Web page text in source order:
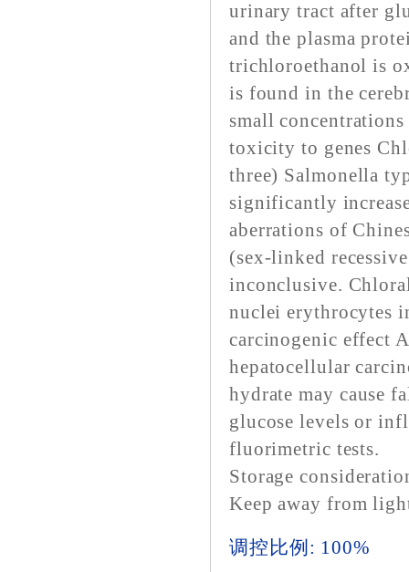
urinary tract after
and the plasma
trichloroethanol is
is found in the
small
toxicity to genes
three) Salmonella
significantly
aberrations of
(sex-linked
inconclusive.
nuclei erythrocytes
carcinogenic effect
hepatocellular
hydrate may cause
glucose levels or
fluorimetric tests.
Storage
Keep away from
调控比例: 100%